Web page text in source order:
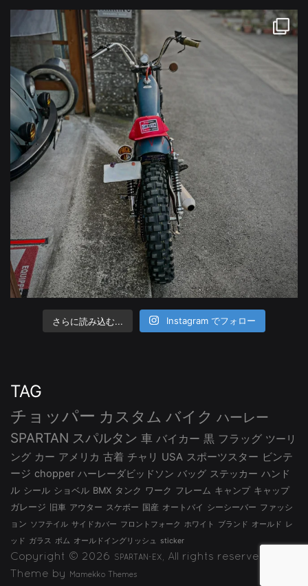
さらに読み込む... Instagram でフォロー
TAG
チョッパー カスタム バイク ハーレー
SPARTAN スパルタン 車 バイカー 黒 フラッグ ツーリ
ング カー アメリカ 古着 チャリ USA スポーツスター ビンテ
ージ chopper ハーレーダビッドソン バッグ ステッカー ハンド
ル シール ショベル BMX タンク ワーク フレーム キャンプ キャップ
ガレージ 旧車 アウター スケボー 国産 オートバイ シーシーバー ファッシ
ョン ソフテイル サイドカバー フロントフォーク ホワイト ブランド オールド レ
ッド ガラス ボム オールドイングリッシュ sticker
Copyright © 2026 SPARTAN-EX
, All rights reserved.
Theme by
Mamekko Themes